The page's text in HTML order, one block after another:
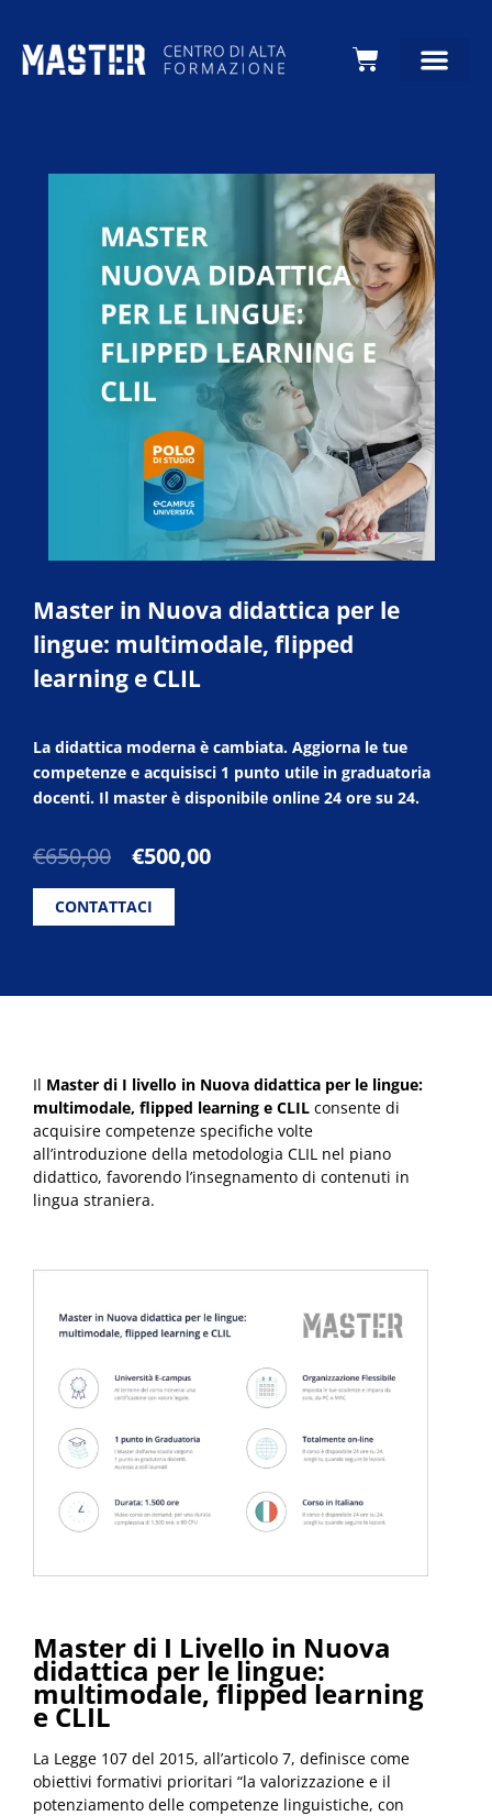
Carrello
Master in Nuova didattica per le
lingue: multimodale, flipped
learning e CLIL
La didattica moderna è cambiata. Aggiorna le tue
competenze e acquisisci 1 punto utile in graduatoria
docenti. Il master è disponibile online 24 ore su 24.
€650,00
Il
originale
era:
€500,00Il
CONTATTACI
Il Master di I livello in Nuova didattica per le lingue:
multimodale, flipped learning e CLIL consente di
acquisire competenze specifiche volte
all’introduzione della metodologia CLIL nel piano
didattico, favorendo l’insegnamento di contenuti in
lingua straniera.
Master di I Livello in Nuova
didattica per le lingue:
multimodale, flipped learning
e CLIL
La Legge 107 del 2015, all’articolo 7, definisce come
obiettivi formativi prioritari “la valorizzazione e il
potenziamento delle competenze linguistiche, con